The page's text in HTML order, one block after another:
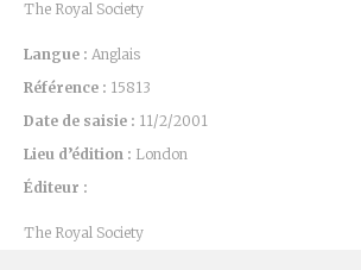
The Royal Society
Langue : Anglais
Référence : 15813
Date de saisie : 11/2/2001
Lieu d’édition : London
Éditeur :
The Royal Society